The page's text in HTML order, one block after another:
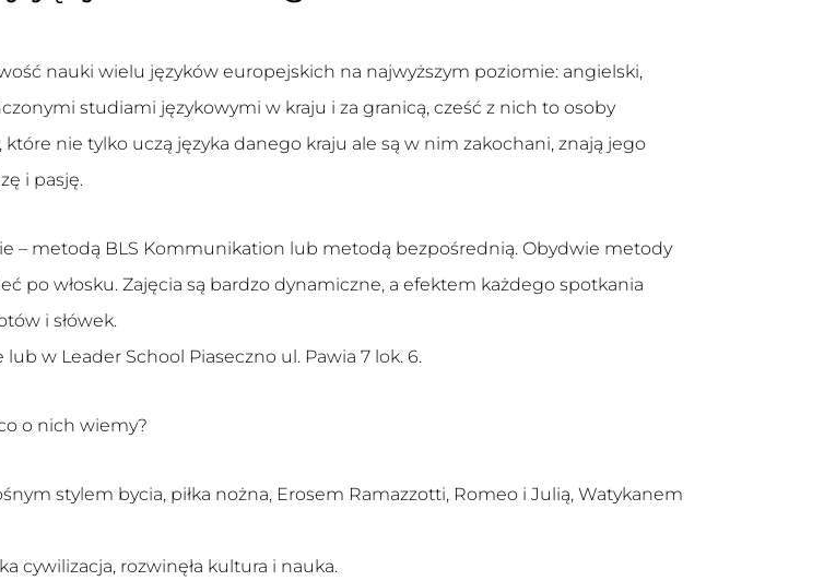
nauki wielu języków europejskich na najwyższym poziomie: angielski,
studiami językowymi w kraju i za granicą, cześć z nich to osoby
nie tylko uczą języka danego kraju ale są w nim zakochani, znają jego
i pasję.
– metodą BLS Kommunikation lub metodą bezpośrednią. Obydwie metody
po włosku. Zajęcia są bardzo dynamiczne, a efektem każdego spotkania
i słówek.
w Leader School Piaseczno ul. Pawia 7 lok. 6.
o nich wiemy?
stylem bycia, piłka nożna, Erosem Ramazzotti, Romeo i Julią, Watykanem
cywilizacja, rozwinęła kultura i nauka.